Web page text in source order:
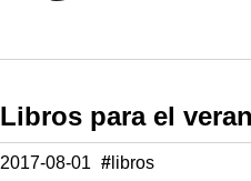
Libros para el
2017-08-01 # libros